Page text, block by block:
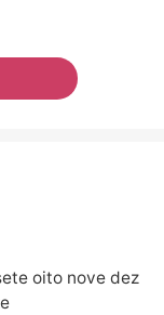
oito nove dez